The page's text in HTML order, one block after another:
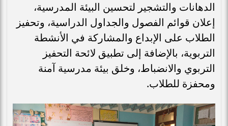
الدهانات والتشجير لتحسين البيئة المدرسية،
إعلان قوائم الفصول والجداول الدراسية، وتحفيز
الطلاب على الإبداع والمشاركة في الأنشطة
التربوية، بالإضافة إلى تطبيق لائحة التحفيز
التربوي والانضباط، وخلق بيئة مدرسية آمنة
ومحفزة للطلاب.